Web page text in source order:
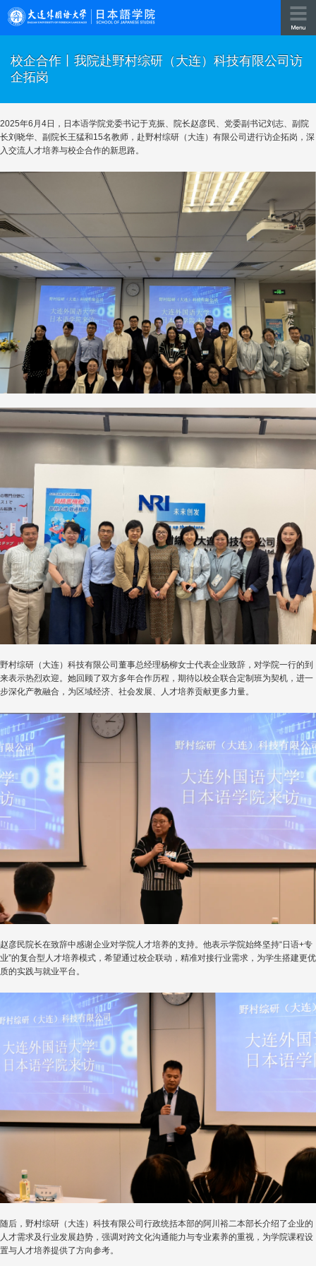
校企合作丨我院赴野村综研（大连）科技有限公司访
企拓岗
2025年6月4日，日本语学院党委书记于克振、院长赵彦民、党委副书记刘志、副院
长刘晓华、副院长王猛和15名教师，赴野村综研（大连）有限公司进行访企拓岗，深
入交流人才培养与校企合作的新思路。
野村综研（大连）科技有限公司董事总经理杨柳女士代表企业致辞，对学院一行的到
来表示热烈欢迎。她回顾了双方多年合作历程，期待以校企联合定制班为契机，进一
步深化产教融合，为区域经济、社会发展、人才培养贡献更多力量。
赵彦民院长在致辞中感谢企业对学院人才培养的支持。他表示学院始终坚持“日语+专
业”的复合型人才培养模式，希望通过校企联动，精准对接行业需求，为学生搭建更优
质的实践与就业平台。
随后，野村综研（大连）科技有限公司行政统括本部的阿川裕二本部长介绍了企业的
人才需求及行业发展趋势，强调对跨文化沟通能力与专业素养的重视，为学院课程设
置与人才培养提供了方向参考。